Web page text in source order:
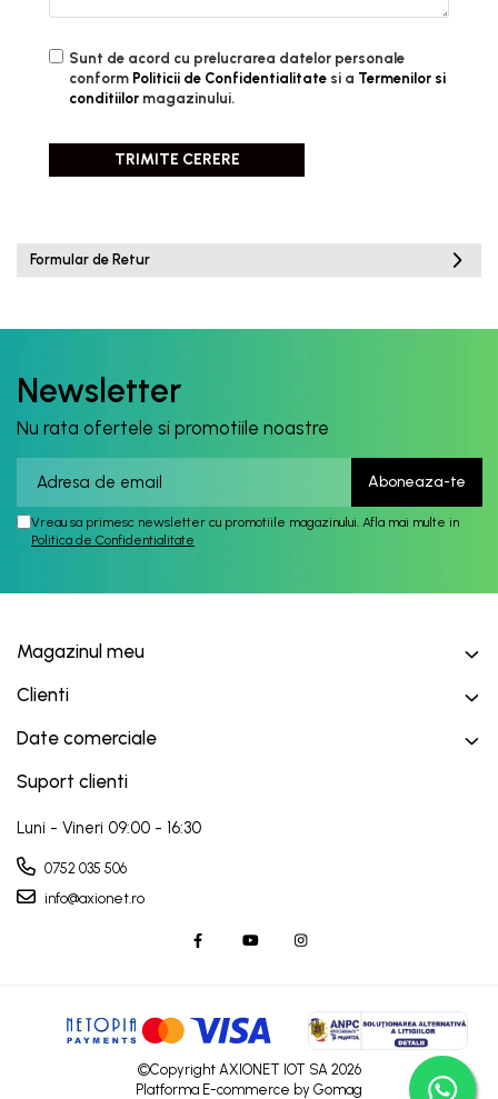
Sunt de acord cu prelucrarea datelor personale
conform Politicii de Confidentialitate si a Termenilor si
conditiilor magazinului.
Formular de Retur
Newsletter
Nu rata ofertele si promotiile noastre
Vreau sa primesc newsletter cu promotiile magazinului. Afla mai multe in
Politica de Confidentialitate
Magazinul meu
Clienti
Date comerciale
Suport clienti
Luni - Vineri 09:00 - 16:30
0752 035 506
info@axionet.ro
©Copyright AXIONET IOT SA 2026
Platforma E-commerce by Gomag